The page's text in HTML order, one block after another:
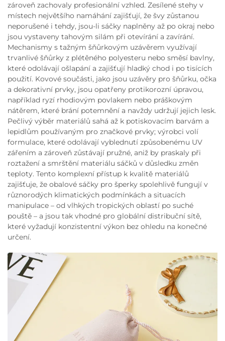
zároveň zachovaly profesionální vzhled. Zesílené stehy v
místech největšího namáhání zajišťují, že švy zůstanou
neporušené i tehdy, jsou-li sáčky naplněny až po okraj nebo
jsou vystaveny tahovým silám při otevírání a zavírání.
Mechanismy s tažným šňůrkovým uzávěrem využívají
trvanlivé šňůrky z plétěného polyesteru nebo směsí bavlny,
které odolávají ošlapání a zajišťují hladký chod i po tisících
použití. Kovové součásti, jako jsou uzávěry pro šňůrku, očka
a dekorativní prvky, jsou opatřeny protikorozní úpravou,
například ryzí rhodiovým povlakem nebo práškovým
nátěrem, které brání potemnění a navždy udržují jejich lesk.
Pečlivý výběr materiálů sahá až k potiskovacím barvám a
lepidlům používaným pro značkové prvky; výrobci volí
formulace, které odolávají vyblednutí způsobenému UV
zářením a zároveň zůstávají pružné, aniž by praskaly při
roztažení a smrštění materiálu sáčků v důsledku změn
teploty. Tento komplexní přístup k kvalitě materiálů
zajišťuje, že obalové sáčky pro šperky spolehlivě fungují v
různorodých klimatických podmínkách a situacích
manipulace – od vlhkých tropických oblastí po suché
pouště – a jsou tak vhodné pro globální distribuční sítě,
které vyžadují konzistentní výkon bez ohledu na konečné
určení.